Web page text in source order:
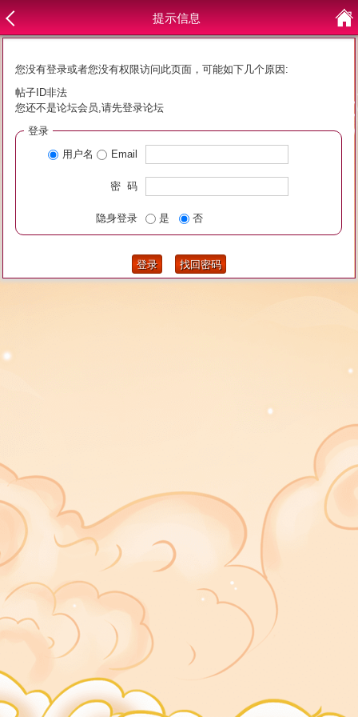
提示信息
您没有登录或者您没有权限访问此页面，可能如下几个原因:
帖子ID非法
您还不是论坛会员,请先登录论坛
登录
用户名
Email
密 码
隐身登录 是 否